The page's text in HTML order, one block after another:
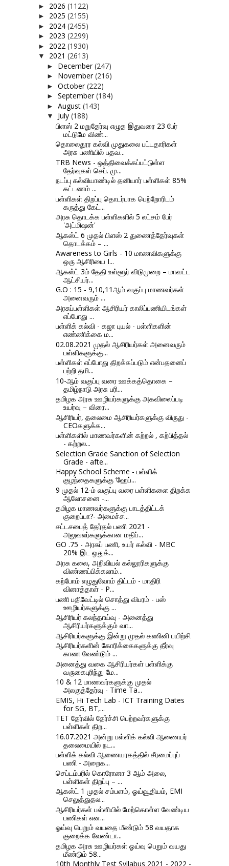
► 2026 (1122)
► 2025 (2155)
► 2024 (2455)
► 2023 (2299)
► 2022 (1930)
▼ 2021 (2613)
► December(247)
► November(216)
► October(222)
► September(184)
► August (143)
▼ July (188)
பிளஸ் 2 மறுதேர்வு எழுத இதுவரை 23 பேர்
மட்டுமே விண்...
தொலைதூர கல்வி முதுகலை பட்டதாரிகள்
அரசு பணியில் பதவ...
TRB News - ஒத்திவைக்கப்பட்டுள்ள
தேர்வுகள் செப். மு...
நடப்பு கல்வியாண்டில் தனியார் பள்ளிகள் 85%
கட்டணம் ...
பள்ளிகள் திறப்பு தொடர்பாக பெற்றோரிடம்
கருத்து கேட்...
அரசு தொடக்க பள்ளிகளில் 5 லட்சம் பேர்
'அட்மிஷன்'
ஆகஸ்ட் 6 முதல் பிளஸ் 2 துணைத்தேர்வுகள்
தொடக்கம் – ...
Awareness to Girls - 10 மாணவிகளுக்கு
ஒரு ஆசிரியை I...
ஆகஸ்ட் 3ம் தேதி உள்ளூர் விடுமுறை – மாவட்ட
ஆட்சியர்...
G.O : 15 - 9,10,11ஆம் வகுப்பு மாணவர்கள்
அனைவரும் ...
அரசுப்பள்ளிகள் ஆசிரியர் காலிப்பணியிடங்கள்
எப்போது ...
பள்ளிக் கல்வி - கஜா புயல் - பள்ளிகளின்
எண்ணிக்கை ம...
02.08.2021 முதல் ஆசிரியர்கள் அனைவரும்
பள்ளிகளுக்கு...
பள்ளிகள் எப்போது திறக்கப்படும் என்பதனைப்
பற்றி தமி...
10-ஆம் வகுப்பு வரை ஊக்கத்தொகை –
தமிழ்நாடு அரசு பரி...
தமிழக அரசு ஊழியர்களுக்கு அகவிலைப்படி
உயர்வு – விரை...
ஆசிரியர், தலைமை ஆசிரியர்களுக்கு விருது -
CEOகளுக்க...
பள்ளிகளில் மாணவர்களின் கற்றல் , கற்பித்தல்
- கற்றல...
Selection Grade Sanction of Selection
Grade - afte...
Happy School Scheme - பள்ளிக்
குழந்தைகளுக்கு ‘ஹேப்...
9 முதல் 12-ம் வகுப்பு வரை பள்ளிகளை திறக்க
ஆலோசனை -...
தமிழக மாணவர்களுக்கு பாடத்திட்டக்
குறைப்பா?- அமைச்ச...
சட்டசபைத் தேர்தல் பணி 2021 -
அலுவலர்களுக்கான மதிப்...
GO .75 - அரசுப் பணி, உயர் கல்வி - MBC
20% இட ஒதுக்...
அரசு கலை, அறிவியல் கல்லூரிகளுக்கு
விண்ணப்பிக்கலாம்...
கற்போம் எழுதுவோம் திட்டம் - மாதிரி
வினாத்தாள் - P...
பணி பதிவேட்டில் சொத்து விபரம் - பஸ்
ஊழியர்களுக்கு ...
ஆசிரியர் கலந்தாய்வு - அனைத்து
ஆசிரியர்களுக்கும் வா...
ஆசிரியர்களுக்கு இன்று முதல் கணினி பயிற்சி
ஆசிரியர்களின் கோரிக்கைகளுக்கு தீர்வு
காண வேண்டும் ...
அனைத்து வகை ஆசிரியர்கள் பள்ளிக்கு
வருகைபுரிந்து மே...
10 & 12 மாணவர்களுக்கு முதல்
அலகுத்தேர்வு - Time Ta...
EMIS, Hi Tech Lab - ICT Training Dates
for SG, BT,...
TET தேர்வில் தேர்ச்சி பெற்றவர்களுக்கு
பள்ளிகள் திற...
16.07.2021 அன்று பள்ளிக் கல்வி ஆணையர்
தலைமையில் நட...
பள்ளிக் கல்வி ஆணையரகத்தில் சீரமைப்புப்
பணி - அறைக...
செப்டம்பரில் கொரோனா 3 ஆம் அலை,
பள்ளிகள் திறப்பு – ...
ஆகஸ்ட் 1 முதல் சம்பளம், ஓய்வூதியம், EMI
செலுத்துதல...
ஆசிரியர்கள் பள்ளியில் மேற்கொள்ள வேண்டிய
பணிகள் என...
ஓய்வு பெறும் வயதை மீண்டும் 58 வயதாக
குறைக்க வேண்டா...
தமிழக அரசு ஊழியர்கள் ஓய்வு பெறும் வயது
மீண்டும் 58...
10th Monthly Test Syllabus 2021 - 2022 -